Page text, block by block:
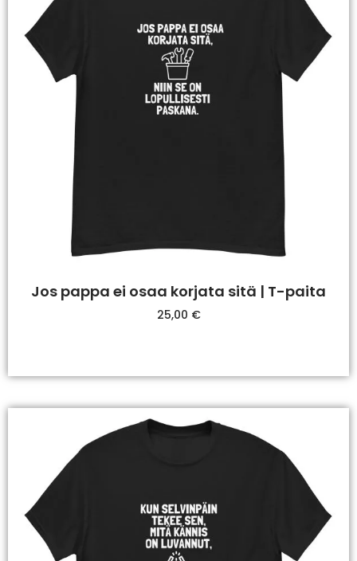
Jos pappa ei osaa korjata sitä | T-paita
25,00 €